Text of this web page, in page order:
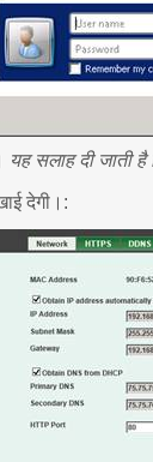
यह सलाह दी जाती
देगी।: